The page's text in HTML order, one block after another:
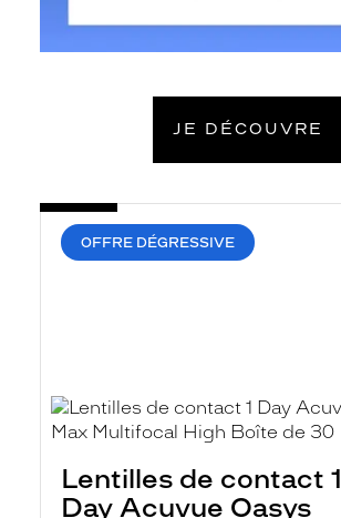
JE DÉCOUVRE
OFFRE DÉGRESSIVE
Lentilles de contact 1
Day Acuvue Oasys